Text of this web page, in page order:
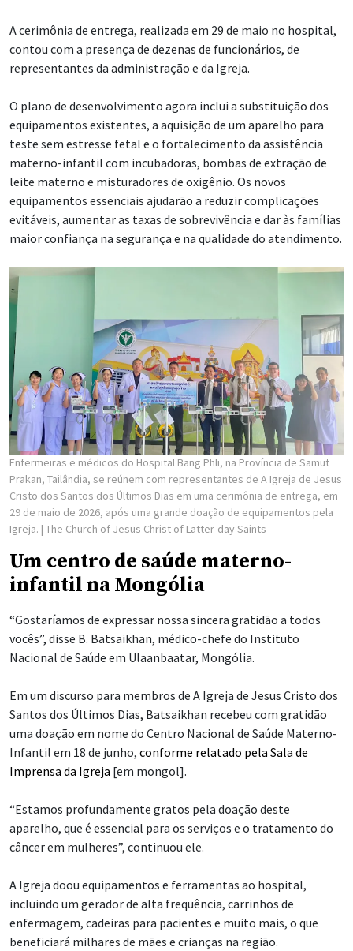
A cerimônia de entrega, realizada em 29 de maio no hospital,
contou com a presença de dezenas de funcionários, de
representantes da administração e da Igreja.
O plano de desenvolvimento agora inclui a substituição dos
equipamentos existentes, a aquisição de um aparelho para
teste sem estresse fetal e o fortalecimento da assistência
materno-infantil com incubadoras, bombas de extração de
leite materno e misturadores de oxigênio. Os novos
equipamentos essenciais ajudarão a reduzir complicações
evitáveis, aumentar as taxas de sobrevivência e dar às famílias
maior confiança na segurança e na qualidade do atendimento.
Enfermeiras e médicos do Hospital Bang Phli, na Província de Samut
Prakan, Tailândia, se reúnem com representantes de A Igreja de Jesus
Cristo dos Santos dos Últimos Dias em uma cerimônia de entrega, em
29 de maio de 2026, após uma grande doação de equipamentos pela
Igreja. | The Church of Jesus Christ of Latter-day Saints
Um centro de saúde materno-
infantil na Mongólia
“Gostaríamos de expressar nossa sincera gratidão a todos
vocês”, disse B. Batsaikhan, médico-chefe do Instituto
Nacional de Saúde em Ulaanbaatar, Mongólia.
Em um discurso para membros de A Igreja de Jesus Cristo dos
Santos dos Últimos Dias, Batsaikhan recebeu com gratidão
uma doação em nome do Centro Nacional de Saúde Materno-
Infantil em 18 de junho, conforme relatado pela Sala de
Imprensa da Igreja [em mongol].
“Estamos profundamente gratos pela doação deste
aparelho, que é essencial para os serviços e o tratamento do
câncer em mulheres”, continuou ele.
A Igreja doou equipamentos e ferramentas ao hospital,
incluindo um gerador de alta frequência, carrinhos de
enfermagem, cadeiras para pacientes e muito mais, o que
beneficiará milhares de mães e crianças na região.